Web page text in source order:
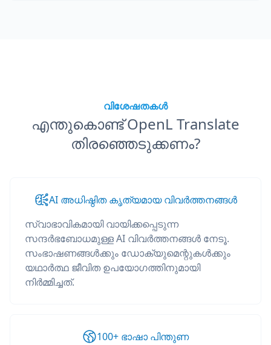
വിശേഷതകൾ
എന്തുകൊണ്ട് OpenL Translate
തിരഞ്ഞെടുക്കണം?
AI അധിഷ്ഠിത കൃത്യമായ വിവർത്തനങ്ങൾ
സ്വാഭാവികമായി വായിക്കപ്പെടുന്ന
സന്ദർഭബോധമുള്ള AI വിവർത്തനങ്ങൾ നേടൂ.
സംഭാഷണങ്ങൾക്കും ഡോക്യുമെന്റുകൾക്കും
യഥാർത്ഥ ജീവിത ഉപയോഗത്തിനുമായി
നിർമ്മിച്ചത്.
100+ ഭാഷാ പിന്തുണ